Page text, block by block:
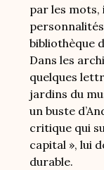
par les mots,
bibliothèque
Dans les
quelques
jardins du
un buste
critique qui
capital », lui
durable.